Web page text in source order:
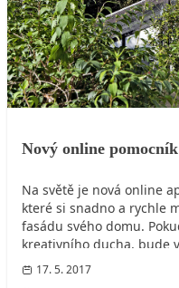
Nový online
Na světě je nová online
které si snadno a rychle
fasádu svého domu.
kreativního ducha, bude
17. 5. 2017